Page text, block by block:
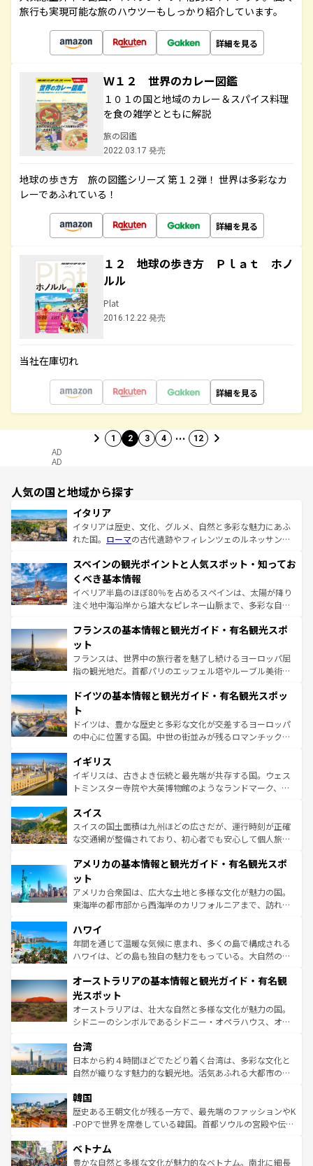
旅行も実現可能な旅のハウツーもしっかり紹介しています。
詳細を見る
Ｗ１２ 世界のカレー図鑑
１０１の国と地域のカレー＆スパイス料理
を食の雑学とともに解説
旅の図鑑
2022.03.17 発売
地球の歩き方 旅の図鑑シリーズ 第１２弾！ 世界は多彩なカ
レーであふれている！
詳細を見る
１２ 地球の歩き方 Ｐｌａｔ ホノ
ルル
Plat
2016.12.22 発売
当社在庫切れ
詳細を見る
1 2 3 4 … 12
AD
AD
人気の国と地域から探す
イタリア
イタリアは歴史、文化、グルメ、自然と多彩な魅力にあふ
れた国。 ローマの古代遺跡やフィレンツェのルネッサンス
ろん、トスカーナの美しい田園風景やアマルフィ海岸の絶
景など、自然景観も見逃せない。観光の合間には、本場の
ピザやパスタなど、絶品のイタリア料理を堪能することも
できる。朝目覚めてから夜眠るまで、すべての瞬間を楽し
なお、新着のイタリア情報はコンテンツ一覧を参照してほ
しい。
スペインの観光ポイントと人気スポット・知ってお
くべき基本情報
イベリア半島のほぼ80％を占めるスペインは、太陽が降り
注ぐ地中海沿岸から雄大なピレネー山脈まで、多彩な自然
文化が根付くこの国では、情熱的なフラメンコ、熱気あふ
れる闘牛、そして美味しいタパスが生活の一部となってい
る。首都マドリードの洗練された雰囲気や、バルセロナの
アートに溢れた街角から、地方では古代ローマ遺跡や中世
せる。地方によって風土や気候が異なるスペインはその個
ンテンツ一覧 を参照してほしい。
フランスの基本情報と観光ガイド・有名観光スポ
ット
フランスは、世界中の旅行者を魅了し続けるヨーロッパ屈
指の観光地だ。首都パリのエッフェル塔やルーブル美術館
で、幅広い魅力が詰まっている。華麗な宮殿、歴史的な大
聖堂、美しいビーチ、そして豊かな自然が、訪れる者を心
から魅了する。また、フランスは美食の国としても知ら
れ、フランス料理はユネスコ無形文化遺産にも登録されて
香り高いラベンダー畑など、多彩な楽しみ方が可能だ。さ
らに、パリ以外の地域にも魅力が溢れており、どの街角に
も豊かな歴史と文化が息づいている。パリ以外の個性あふ
を参照してほしい。
ドイツの基本情報と観光ガイド・有名観光スポッ
ト
ドイツは、豊かな歴史と多彩な文化が交差するヨーロッパ
の中心に位置する国。中世の街並みが残るロマンチック街
顔を持つこの国は、どこを歩いても飽きることがない。ベ
ルリンの文化的活気、バイエルン州のアルプスの絶景、そ
してライン川沿いのワイン畑といった風景は必見。ビール
は、お酒好きな人にはぜひ体験してほしい。 なお、新着の
ドイツ情報はコンテンツ一覧を参照してほしい。
イギリス
イギリスは、古きよき伝統と最先端が共存する国。ウェス
トミンスター寺院や大英博物館のようなランドマーク、歴
リアごとに異なる魅力がある。また、優雅なアフタヌーン
ティー、ビール好きにはたまらない英国パブ、サッカー観
戦など、本場だからこそできる体験も豊富。イギリスを旅
ンツ一覧を参照してほしい。
スイス
スイスの国土面積は九州ほどの広さだが、運行時刻が正確
な交通網が整備されており、初心者でも安心して個人旅行
の建物がそのまま残る町や、スイスならではのユニークな
博物館もあり、アルプス観光だけでなく町歩きも満喫する
ことができる。国民の所得が高いため物価も高いが、旅行
者向けの交通パス提供のサービスもあり、うまく活用すれ
着のスイス情報は
アメリカの基本情報と観光ガイド・有名観光スポ
ット
アメリカ合衆国は、広大な土地と多様な文化が魅力の国。
東海岸の都市部から西海岸のカリフォルニアまで、訪れる
のような巨大都市は、観光、ショッピング、エンターテイ
ンメントが詰まった刺激的なスポットだ。一方、アメリカ
西部には大自然が広がり、グランドキャニオンやイエロー
部のニューオーリンズでは、音楽と美食が融合した独特の
文化が魅力。旅行者はアメリカの各地域で異なる魅力を楽
しみながら、その多様性と豊かな歴史を感じることができ
るだろう。車でのロードトリップや列車の旅も、アメリカ
情報は
ハワイ
年間を通じて温暖な気候に恵まれ、多くの島で構成される
ハワイは、どの島も独自の魅力をもっている。大自然の神
ワイ島は見逃せない。また、定番の観光地といえばオアフ
島だが、静かな自然を求めるならマウイ島やカウアイ島が
おすすめ。エメラルドグリーンに輝く海をはじめ、豊かな
文化や歴史が息づいている。「アロハスピリット」と呼ば
人々、おいしいローカルフードやハワイアンミュージッ
ク、伝統的なフラダンスなど、すべてがハワイの魅力を彩
っている。訪れるたびに新しい発見と感動が待っているハ
はコンテンツ一覧
オーストラリアの基本情報と観光ガイド・有名観
光スポット
オーストラリアは、壮大な自然と多様な文化が魅力の国。
シドニーのシンボルであるシドニー・オペラハウス、オー
リアリーフや大陸中央部にそびえるウルル（エアーズロッ
ク）、タスマニアの美しい原生林やケアンズの熱帯雨林な
ど、見どころがたくさん。また、カフェやワイン、オージ
いる。アクティビティも充実しており、サーフィンやダイ
ビング、ハイキングなど、アウトドア好きにはたまらな
い。オーストラリアの多彩な魅力を存分に味わいつくそ
参照してほしい。
台湾
日本から約４時間ほどでたどり着く台湾は、多彩な文化と
自然が織りなす魅力的な観光地。活気あふれる大都市の台
ン）、静ひつな山岳地帯である台湾東部など、都市の喧騒
と山間の静けさが共存しており、訪れる人に新しい発見と
驚きをもたらしてくれる。また、奥深い台湾の食文化も魅
容にもいいと評判のスイーツなど、バラエティ豊かな料理
が味わえる。 なお、新着の台湾情報は コンテンツ一覧を参
韓国
歴史ある王朝文化が残る一方で、最先端のファッションやK
-POPで世界を席巻している韓国。首都ソウルの宮殿や伝統
き、地方に足を延ばせば四季折々の自然美を楽しむことが
できる。そして、キムチや焼肉、絶品のストリートフード
ベトナム
豊かな自然と多様な文化が魅力的なベトナム。南北に細長